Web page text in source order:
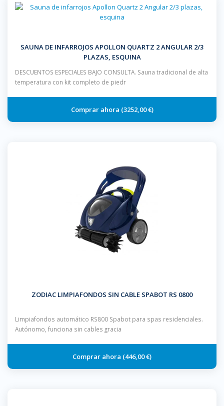
SAUNA DE INFARROJOS APOLLON QUARTZ 2 ANGULAR 2/3
PLAZAS, ESQUINA
DESCUENTOS ESPECIALES BAJO CONSULTA. Sauna tradicional de alta
temperatura con kit completo de piedr
3252,00 €
ZODIAC LIMPIAFONDOS SIN CABLE SPABOT RS 0800
Limpiafondos automático RS800 Spabot para spas residenciales.
Autónomo, funciona sin cables gracia
446,00 €